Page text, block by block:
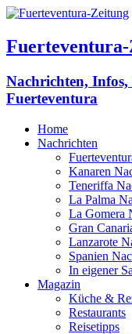
Nachrichten, Infos,
Fuerteventura
Home
Nachrichten
Kanaren
Teneriffa
La Palma
La Gomera
Gran
Lanzarote
Spanien
In eigener
Magazin
Küche &
Restaurants
Reisetipps